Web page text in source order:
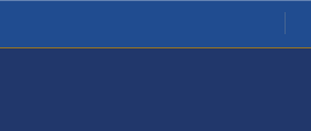
da Justiça e
Ministério da Defesa